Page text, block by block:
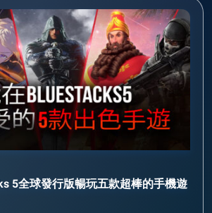
5全球發行版暢玩五款超棒的手機遊